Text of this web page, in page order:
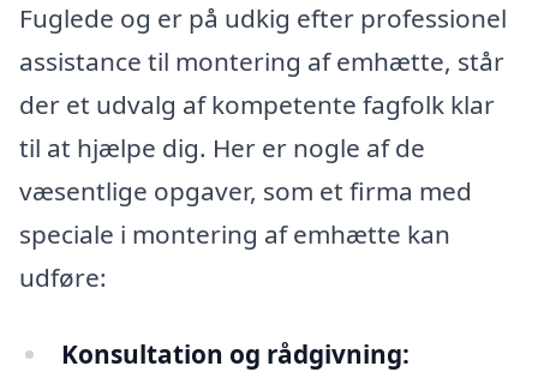
Fuglede og er på udkig efter professionel
assistance til montering af emhætte, står
der et udvalg af kompetente fagfolk klar
til at hjælpe dig. Her er nogle af de
væsentlige opgaver, som et firma med
speciale i montering af emhætte kan
udføre:
Konsultation og rådgivning: